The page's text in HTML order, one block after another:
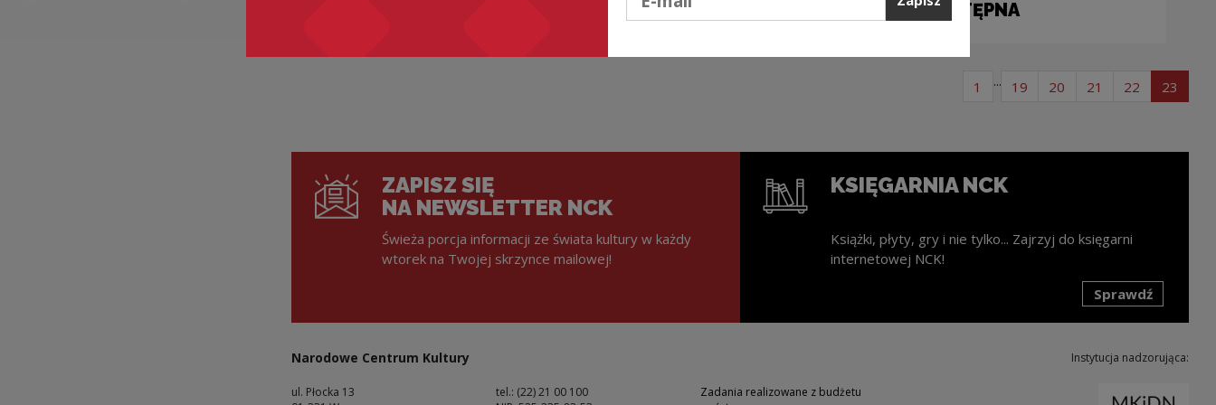
DOSTĘPNA
1 strona listy artykułów
... 19strona listy artykułów
20 strona listy artykułów
21 strona listy
22 strona listy
23
ZAPISZ SIĘ
NA NEWSLETTER NCK
Świeża porcja informacji ze świata kultury w każdy
wtorek na Twojej skrzynce mailowej!
KSIĘGARNIA NCK
Książki, płyty, gry i nie tylko... Zajrzyj do księgarni
internetowej NCK!
Sprawdź
Narodowe Centrum Kultury
ul. Płocka 13
tel.: (22) 21 00 100
Zadania realizowane z budżetu
Instytucja nadzorująca: